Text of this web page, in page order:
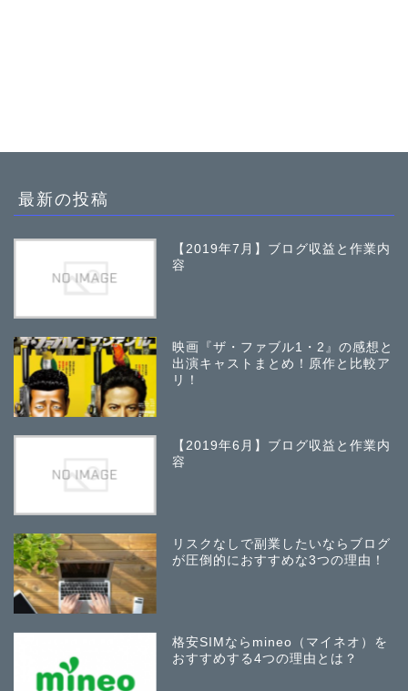
最新の投稿
【2019年7月】ブログ収益と作業内
容
映画『ザ・ファブル1・2』の感想と
出演キャストまとめ！原作と比較ア
リ！
【2019年6月】ブログ収益と作業内
容
リスクなしで副業したいならブログ
が圧倒的におすすめな3つの理由！
格安SIMならmineo（マイネオ）を
おすすめする4つの理由とは？